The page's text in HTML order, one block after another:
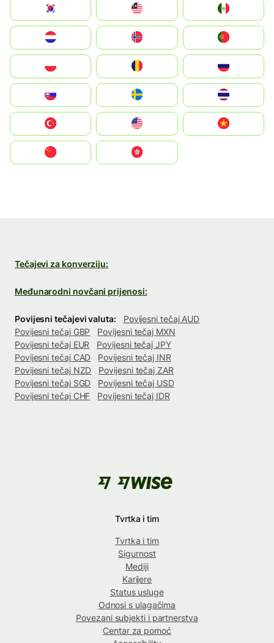
South Korea
United States
中國香港特別行政區
Tečajevi za konverziju:
Međunarodni novčani prijenosi:
Povijesni tečajevi valuta:
Povijesni tečaj AUD
Povijesni tečaj GBP
Povijesni tečaj MXN
Povijesni tečaj EUR
Povijesni tečaj JPY
Povijesni tečaj CAD
Povijesni tečaj INR
Povijesni tečaj NZD
Povijesni tečaj ZAR
Povijesni tečaj SGD
Povijesni tečaj USD
Povijesni tečaj CHF
Povijesni tečaj IDR
Tvrtka i tim
Tvrtka i tim
Sigurnost
Mediji
Karijere
Status usluge
Odnosi s ulagačima
Povezani subjekti i partnerstva
Centar za pomoć